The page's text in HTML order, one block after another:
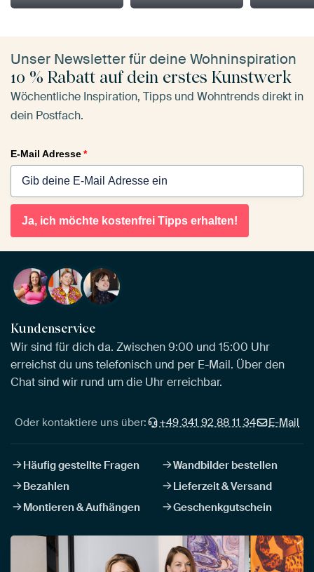
Unser Newsletter für deine Wohninspiration
10 % Rabatt auf dein erstes Kunstwerk
Wöchentliche Inspiration, Tipps und Wohntrends direkt in
dein Postfach.
E-Mail Adresse*
Ja, ich möchte kostenfrei Tipps erhalten!
Kundenservice
Wir sind für dich da. Zwischen 9:00 und 15:00 Uhr
erreichst du uns telefonisch und per E-Mail. Über den
Chat sind wir rund um die Uhr erreichbar.
Oder kontaktiere uns über: +49 341 92 88 11 34 E-Mail
Häufig gestellte Fragen
Wandbilder bestellen
Bezahlen
Lieferzeit & Versand
Montieren & Aufhängen
Geschenkgutschein